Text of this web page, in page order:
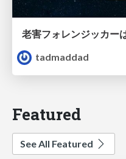
老害フォレンジッカー
tadmaddad
Featured
See All Featured